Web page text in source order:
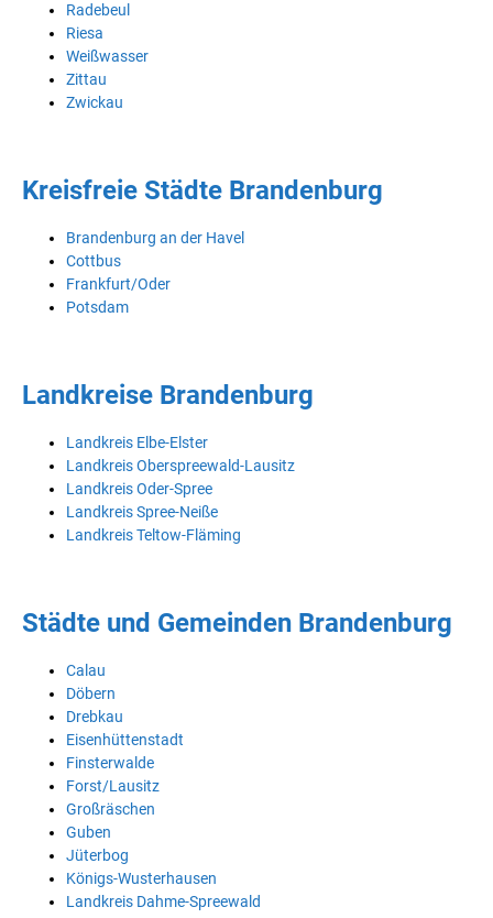
Radebeul
Riesa
Weißwasser
Zittau
Zwickau
Kreisfreie Städte Brandenburg
Brandenburg an der Havel
Cottbus
Frankfurt/Oder
Potsdam
Landkreise Brandenburg
Landkreis Elbe-Elster
Landkreis Oberspreewald-Lausitz
Landkreis Oder-Spree
Landkreis Spree-Neiße
Landkreis Teltow-Fläming
Städte und Gemeinden Brandenburg
Calau
Döbern
Drebkau
Eisenhüttenstadt
Finsterwalde
Forst/Lausitz
Großräschen
Guben
Jüterbog
Königs-Wusterhausen
Landkreis Dahme-Spreewald